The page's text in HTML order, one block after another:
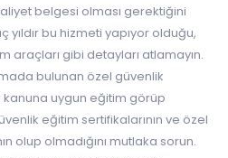
belgesi olması gerektiğini
yıldır bu hizmeti yapıyor olduğu,
araçları gibi detayları atlamayın.
bulunan özel güvenlik
kanuna uygun eğitim görüp
eğitim sertifikalarının ve özel
olup olmadığını mutlaka sorun.